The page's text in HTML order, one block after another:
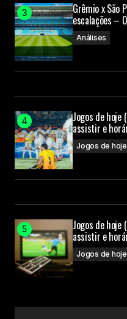
Grêmio x São
escalações –
Análises
Jogos de
assistir e
Jogos de hoje
Jogos de hoje
assistir e
Jogos de hoje